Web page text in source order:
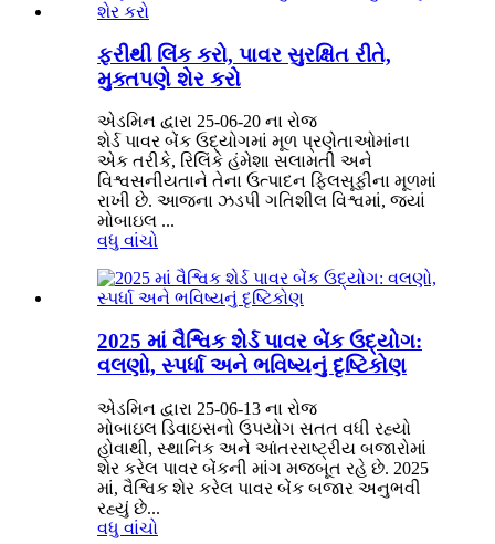
ફરીથી લિંક કરો, પાવર સુરક્ષિત રીતે,
મુક્તપણે શેર કરો
એડમિન દ્વારા 25-06-20 ના રોજ
શેર્ડ પાવર બેંક ઉદ્યોગમાં મૂળ પ્રણેતાઓમાંના
એક તરીકે, રિલિંકે હંમેશા સલામતી અને
વિશ્વસનીયતાને તેના ઉત્પાદન ફિલસૂફીના મૂળમાં
રાખી છે. આજના ઝડપી ગતિશીલ વિશ્વમાં, જ્યાં
મોબાઇલ ...
વધુ વાંચો
2025 માં વૈશ્વિક શેર્ડ પાવર બેંક ઉદ્યોગ:
વલણો, સ્પર્ધા અને ભવિષ્યનું દૃષ્ટિકોણ
એડમિન દ્વારા 25-06-13 ના રોજ
મોબાઇલ ડિવાઇસનો ઉપયોગ સતત વધી રહ્યો
હોવાથી, સ્થાનિક અને આંતરરાષ્ટ્રીય બજારોમાં
શેર કરેલ પાવર બેંકની માંગ મજબૂત રહે છે. 2025
માં, વૈશ્વિક શેર કરેલ પાવર બેંક બજાર અનુભવી
રહ્યું છે...
વધુ વાંચો